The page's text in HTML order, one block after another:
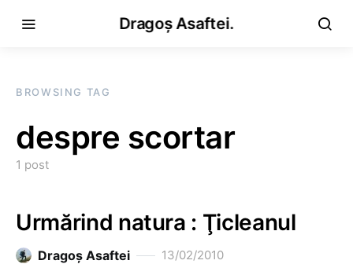
Dragoș Asaftei.
BROWSING TAG
despre scortar
1 post
Urmărind natura : Ţicleanul
Dragoş Asaftei 13/02/2010